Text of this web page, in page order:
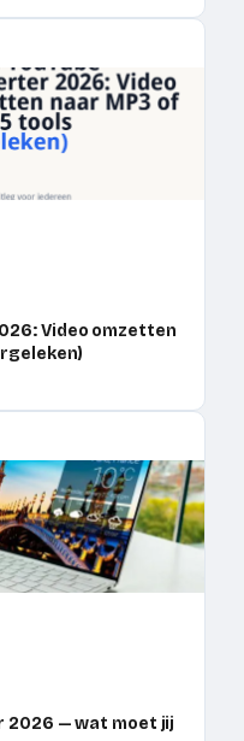
Video omzetten
2026 — wat moet jij